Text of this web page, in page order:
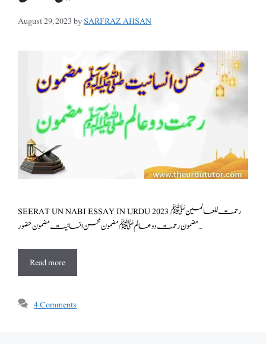
August 29, 2023bySARFRAZ AHSAN
SEERAT UN NABI ESSAY IN URDU 2023 رحمت للعالمین ﷺ
مضمون رحمت دو عالم ﷺ مضمون محسن انسانیت مضمون حضور …
Read more
4 Comments